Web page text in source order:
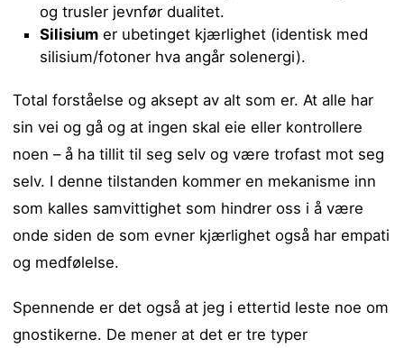
og trusler jevnfør dualitet.
Silisiumer ubetinget kjærlighet (identisk med
silisium/fotoner hva angår solenergi).
Total forståelse og aksept av alt som er. At alle har
sin vei og gå og at ingen skal eie eller kontrollere
noen – å ha tillit til seg selv og være trofast mot seg
selv. I denne tilstanden kommer en mekanisme inn
som kalles samvittighet som hindrer oss i å være
onde siden de som evner kjærlighet også har empati
og medfølelse.
Spennende er det også at jeg i ettertid leste noe om
gnostikerne. De mener at det er tre typer